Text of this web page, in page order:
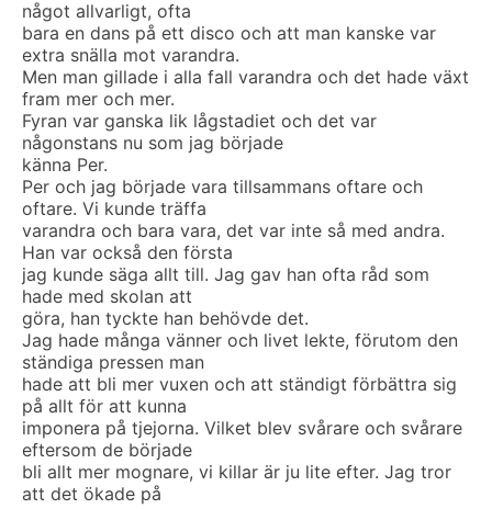
något allvarligt, ofta
bara en dans på ett disco och att man kanske var
extra snälla mot varandra.
Men man gillade i alla fall varandra och det hade växt
fram mer och mer.
Fyran var ganska lik lågstadiet och det var
någonstans nu som jag började
känna Per.
Per och jag började vara tillsammans oftare och
oftare. Vi kunde träffa
varandra och bara vara, det var inte så med andra.
Han var också den första
jag kunde säga allt till. Jag gav han ofta råd som
hade med skolan att
göra, han tyckte han behövde det.
Jag hade många vänner och livet lekte, förutom den
ständiga pressen man
hade att bli mer vuxen och att ständigt förbättra sig
på allt för att kunna
imponera på tjejorna. Vilket blev svårare och svårare
eftersom de började
bli allt mer mognare, vi killar är ju lite efter. Jag tror
att det ökade på